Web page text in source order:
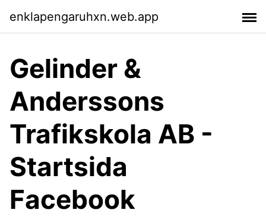
enklapengaruhxn.web.app
Gelinder &
Anderssons
Trafikskola AB -
Startsida
Facebook